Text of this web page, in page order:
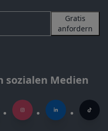
Gratis
anfordern
sozialen Medien